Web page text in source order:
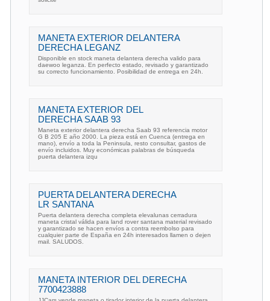
MANETA EXTERIOR DELANTERA
DERECHA LEGANZ
Disponible en stock maneta delantera derecha valido para
daewoo leganza. En perfecto estado, revisado y garantizado
su correcto funcionamiento. Posibilidad de entrega en 24h.
MANETA EXTERIOR DEL
DERECHA SAAB 93
Maneta exterior delantera derecha Saab 93 referencia motor
G B 205 E año 2000. La pieza está en Cuenca (entrega en
mano), envío a toda la Peninsula, resto consultar, gastos de
envío incluidos. Muy económicas palabras de búsqueda
puerta delantera izqu
PUERTA DELANTERA DERECHA
LR SANTANA
Puerta delantera derecha completa elevalunas cerradura
maneta cristal válida para land rover santana material revisado
y garantizado se hacen envíos a contra reembolso para
cualquier parte de España en 24h interesados llamen o dejen
mail. SALUDOS.
MANETA INTERIOR DEL DERECHA
7700423888